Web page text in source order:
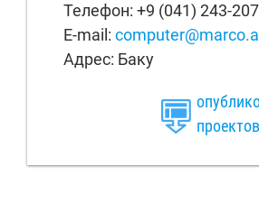
Телефон: +9 (041) 243-
E-mail:
Адрес: Баку
проектов